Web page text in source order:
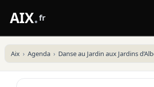
AIX.fr
Aix Agenda Danse au Jardin aux Jardins